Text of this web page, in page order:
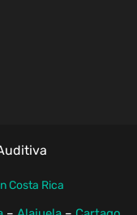
Costa Rica